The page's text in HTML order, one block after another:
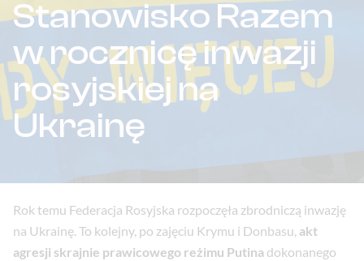
Stanowisko Razem
w rocznicę inwazji
rosyjskiej na
Ukrainę
Rok temu Federacja Rosyjska rozpoczęła zbrodniczą inwazję
na Ukrainę. To kolejny, po zajęciu Krymu i Donbasu, akt
agresji skrajnie prawicowego reżimu Putina dokonanego